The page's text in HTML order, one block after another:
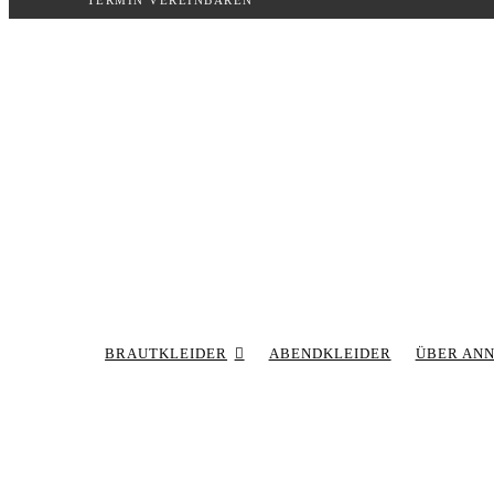
Inhalt
BRAUTKLEIDER ABENDKLEIDER ÜBER